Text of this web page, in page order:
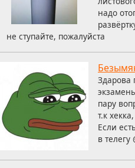
надо
не ступайте, пожалуйста
Здарова
пару
т.к
Если
в